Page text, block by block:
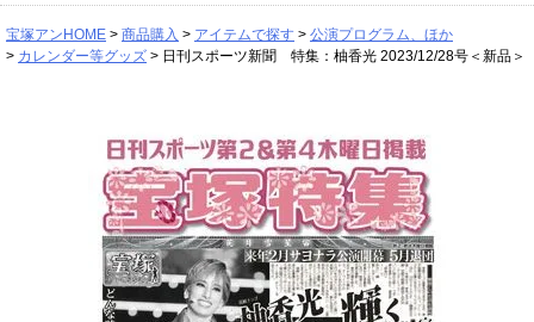
宝塚アンHOME 商品購入 アイテムで探す
公演プログラム、ほか
カレンダー等グッズ
日刊スポーツ新聞 特集：柚香光 2023/12/28号＜新品＞